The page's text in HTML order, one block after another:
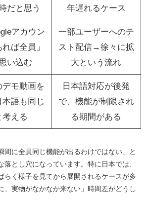
だと思う
年遅れるケース
アカウン
れば全員」
い込む
一部ユーザーへのテ
スト配信→徐々に拡
大という流れ
デモ動画を
本語も同じ
考える
日本語対応が後発
で、機能が制限され
る期間がある
間に全員同じ機能が出るわけではない」と
落とし穴になっています。特に日本では、
らく様子を見てから展開されるケースが多
、実物がなかなか来ない」時間差がどうし